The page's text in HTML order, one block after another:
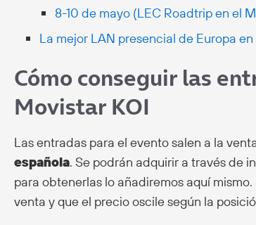
8-10 de mayo (LEC Roadtrip en el
La mejor LAN presencial de Europa
Cómo conseguir las
Movistar KOI
Las entradas para el evento salen a la
española. Se podrán adquirir a través de
para obtenerlas lo añadiremos aquí
venta y que el precio oscile según la